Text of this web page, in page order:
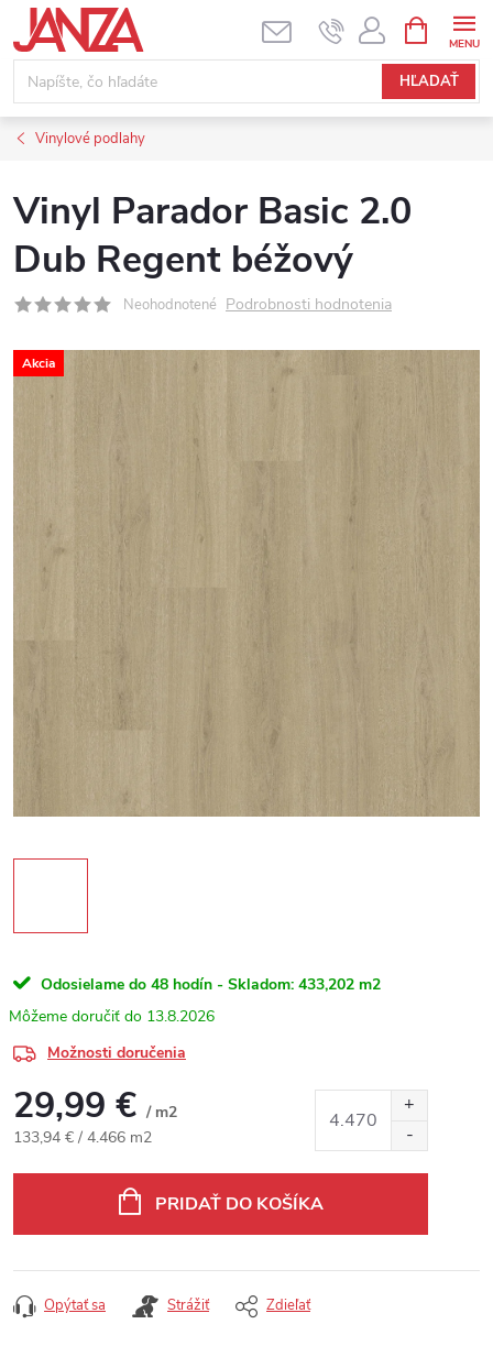
Prejsť na obsah
HĽADAŤ
Vinylové podlahy
Vinyl Parador Basic 2.0
Dub Regent béžový
Neohodnotené Podrobnosti hodnotenia
Akcia
Odosielame do 48 hodín - Skladom: 433,202 m2
13.8.2026
Možnosti doručenia
29,99 € / m2
Jednotková cena:
133,94 € / 4.466 m2
PRIDAŤ DO KOŠÍKA
Opýtať sa Strážiť Zdieľať